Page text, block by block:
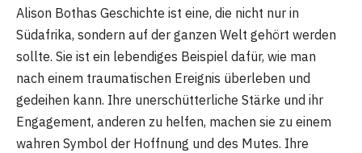
Alison Bothas Geschichte ist eine, die nicht nur in
Südafrika, sondern auf der ganzen Welt gehört werden
sollte. Sie ist ein lebendiges Beispiel dafür, wie man
nach einem traumatischen Ereignis überleben und
gedeihen kann. Ihre unerschütterliche Stärke und ihr
Engagement, anderen zu helfen, machen sie zu einem
wahren Symbol der Hoffnung und des Mutes. Ihre